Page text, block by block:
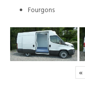
Fourgons
«